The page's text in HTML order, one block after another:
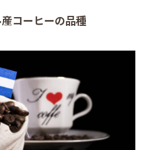
コーヒーの品種